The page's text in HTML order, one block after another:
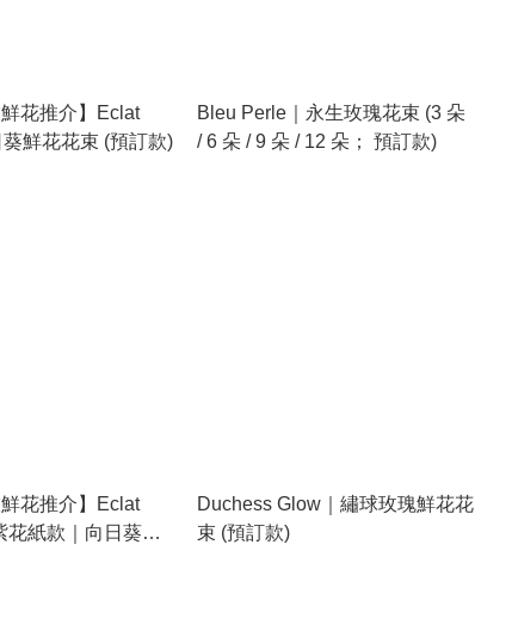
鮮花推介】Eclat
Dawn｜向日葵鮮花花束 (預訂款)
Bleu Perle｜永生玫瑰花束 (3 朵
/ 6 朵 / 9 朵 / 12 朵； 預訂款)
鮮花推介】Eclat
花紙款｜向日葵鮮
Duchess Glow｜繡球玫瑰鮮花花
束 (預訂款)